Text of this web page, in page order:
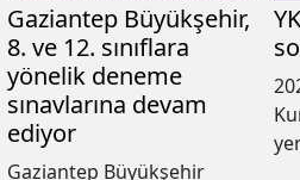
Gaziantep Büyükşehir,
8. ve 12. sınıflara
yönelik deneme
sınavlarına devam
ediyor
Gaziantep Büyükşehir